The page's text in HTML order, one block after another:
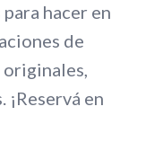
hacer en
de
¡Reservá en